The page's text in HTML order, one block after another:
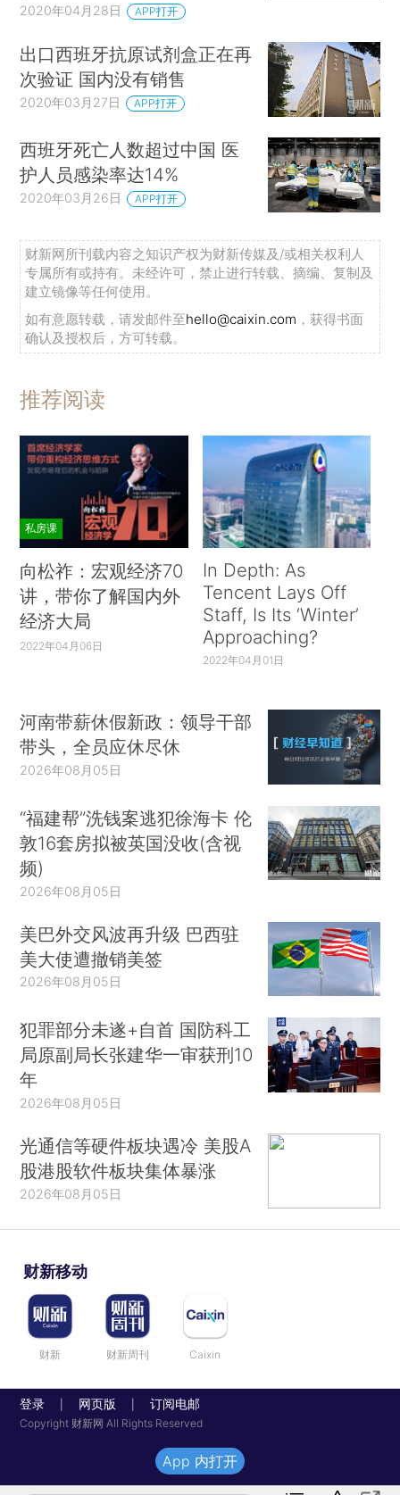
2020年04月28日 APP打开
出口西班牙抗原试剂盒正在再
次验证 国内没有销售
2020年03月27日 APP打开
西班牙死亡人数超过中国 医
护人员感染率达14%
2020年03月26日 APP打开
财新网所刊载内容之知识产权为财新传媒及/或相关权利人
专属所有或持有。未经许可，禁止进行转载、摘编、复制及
建立镜像等任何使用。
如有意愿转载，请发邮件至hello@caixin.com ，获得书面
确认及授权后，方可转载。
推荐阅读
私房课
向松祚：宏观经济70
讲，带你了解国内外
经济大局
2022年04月06日
In Depth: As
Tencent Lays Off
Staff, Is Its ‘Winter’
Approaching?
2022年04月01日
河南带薪休假新政：领导干部
带头，全员应休尽休
2026年08月05日
“福建帮”洗钱案逃犯徐海卡 伦
敦16套房拟被英国没收(含视
频)
2026年08月05日
美巴外交风波再升级 巴西驻
美大使遭撤销美签
2026年08月05日
犯罪部分未遂+自首 国防科工
局原副局长张建华一审获刑10
年
2026年08月05日
光通信等硬件板块遇冷 美股A
股港股软件板块集体暴涨
2026年08月05日
财新移动
财新 财新周刊 Caixin
登录 网页版 订阅电邮
Copyright 财新网 All Rights Reserved
App 内打开